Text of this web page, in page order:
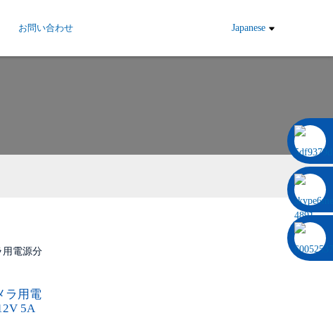
お問い合わせ Japanese
ラ用電
5A